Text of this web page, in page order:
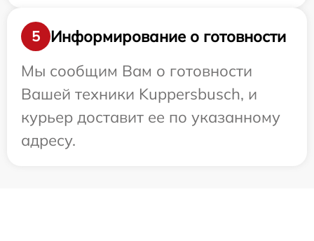
5
Информирование о готовности
Мы сообщим Вам о готовности
Вашей техники Kuppersbusch, и
курьер доставит ее по указанному
адресу.